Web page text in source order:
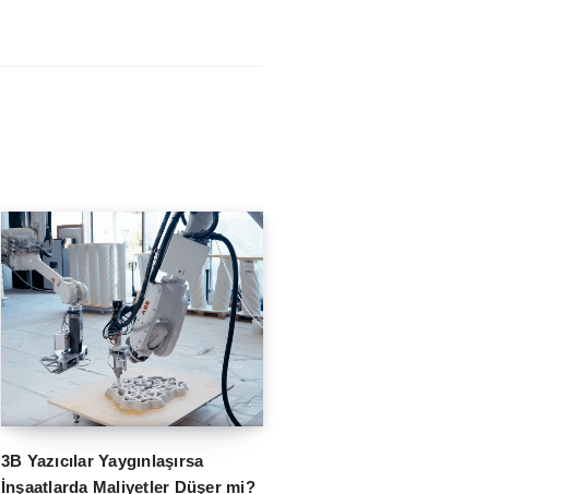
3B Yazıcılar Yaygınlaşırsa
İnşaatlarda Maliyetler Düşer mi?